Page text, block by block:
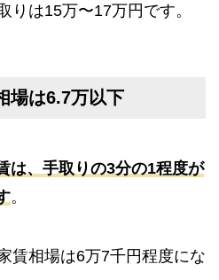
りは15万〜17万円です。
場は6.7万以下
は、手取りの3分の1程度が
。
賃相場は6万7千円程度にな